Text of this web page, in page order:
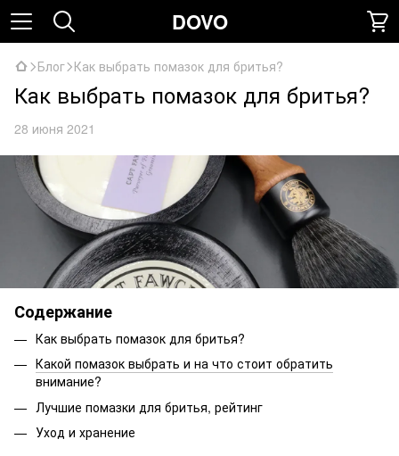
DOVO
Блог Как выбрать помазок для бритья?
Как выбрать помазок для бритья?
28 июня 2021
Содержание
Как выбрать помазок для бритья?
Какой помазок выбрать и на что стоит обратить
внимание?
Лучшие помазки для бритья, рейтинг
Уход и хранение